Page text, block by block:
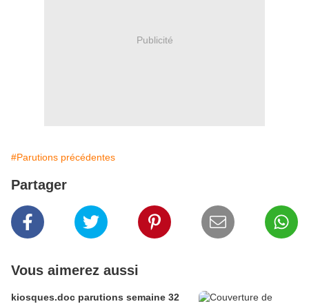
Publicité
#Parutions précédentes
Partager
Vous aimerez aussi
kiosques.doc parutions semaine 32